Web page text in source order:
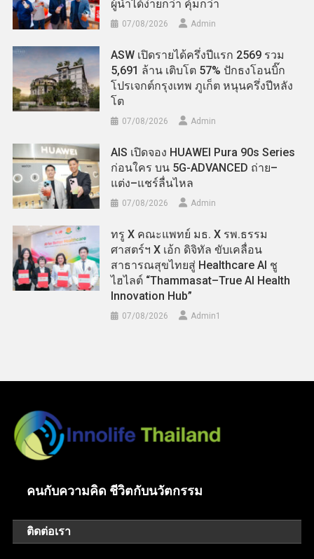
ผู้นำได้ง่ายกว่า คุ้มกว่า
07/08/2026 Admin
ASW เปิดรายได้ครึ่งปีแรก 2569 รวม
5,691 ล้าน เติบโต 57% ปักธงโอนบิ๊ก
โปรเจกต์กรุงเทพ ภูเก็ต หนุนครึ่งปีหลัง
โต
07/08/2026 Admin
AIS เปิดจอง HUAWEI Pura 90s Series
ก่อนใคร บน 5G-ADVANCED ถ่าย–
แต่ง–แชร์ลื่นไหล
07/08/2026 Admin
ทรู X คณะแพทย์ มธ. X รพ.ธรรม
ศาสตร์ฯ X เอ้ก ดิจิทัล ขับเคลื่อน
สาธารณสุขไทยสู่ Healthcare AI ชู
ไฮไลต์ “Thammasat–True AI Health
Innovation Hub”
07/08/2026 Admin​1
คนกับความคิด ชีวิตกับนวัตกรรม
ติดต่อเรา